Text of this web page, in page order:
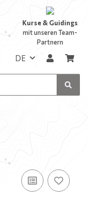
Kurse & Guidings
mit unseren Team-
Partnern
DE